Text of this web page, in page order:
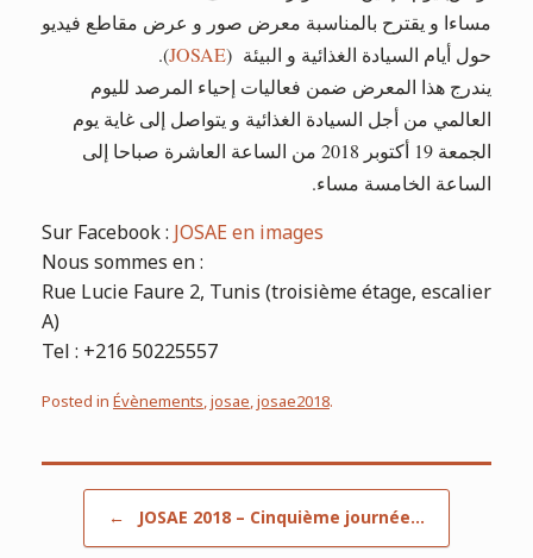
مساءا و يقترح بالمناسبة معرض صور و عرض مقاطع فيديو
حول أيام السيادة الغذائية و البيئة (
JOSAE
).
يندرج هذا المعرض ضمن فعاليات إحياء المرصد لليوم
العالمي من أجل السيادة الغذائية و يتواصل إلى غاية يوم
الجمعة 19 أكتوبر 2018 من الساعة العاشرة صباحا إلى
الساعة الخامسة مساء.
Sur Facebook :JOSAE en images
Nous sommes en :
Rue Lucie Faure 2, Tunis (troisième étage, escalier
A)
Tel : +216 50225557
Posted inÉvènements,josae,josae2018.
Post navigation
← JOSAE 2018 – Cinquième journée…